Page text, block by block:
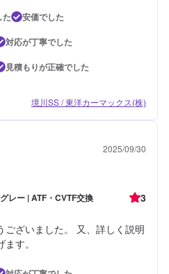
た
安価でした
対応が丁寧でした
見積もりが正確でした
境川SS / 東洋カーマックス(株)
2025/09/30
レー | ATF・CVTF交換 3
ございました。 又、詳しく説明
す。